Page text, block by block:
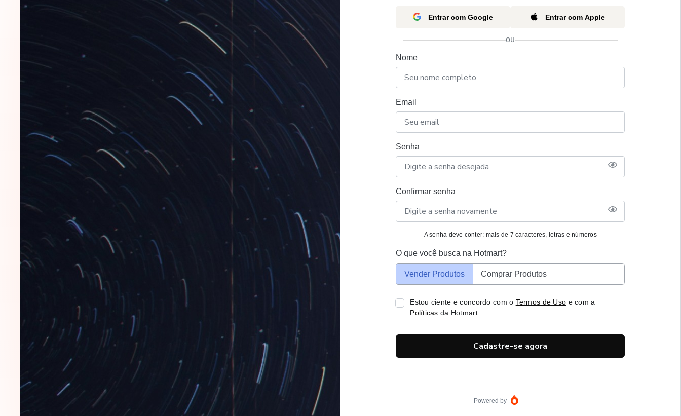
Entrar com Google Entrar com Apple
ou
Nome
Email
Senha
Confirmar senha
A senha deve conter: mais de 7 caracteres, letras e números
O que você busca na Hotmart?
Vender Produtos Comprar Produtos
Estou ciente e concordo com o Termos de Uso e com a
Políticas da Hotmart.
Cadastre-se agora
Powered by